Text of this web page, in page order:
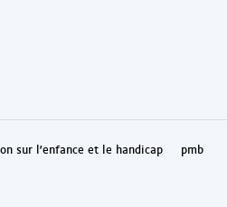
sur l'enfance et le handicap pmb